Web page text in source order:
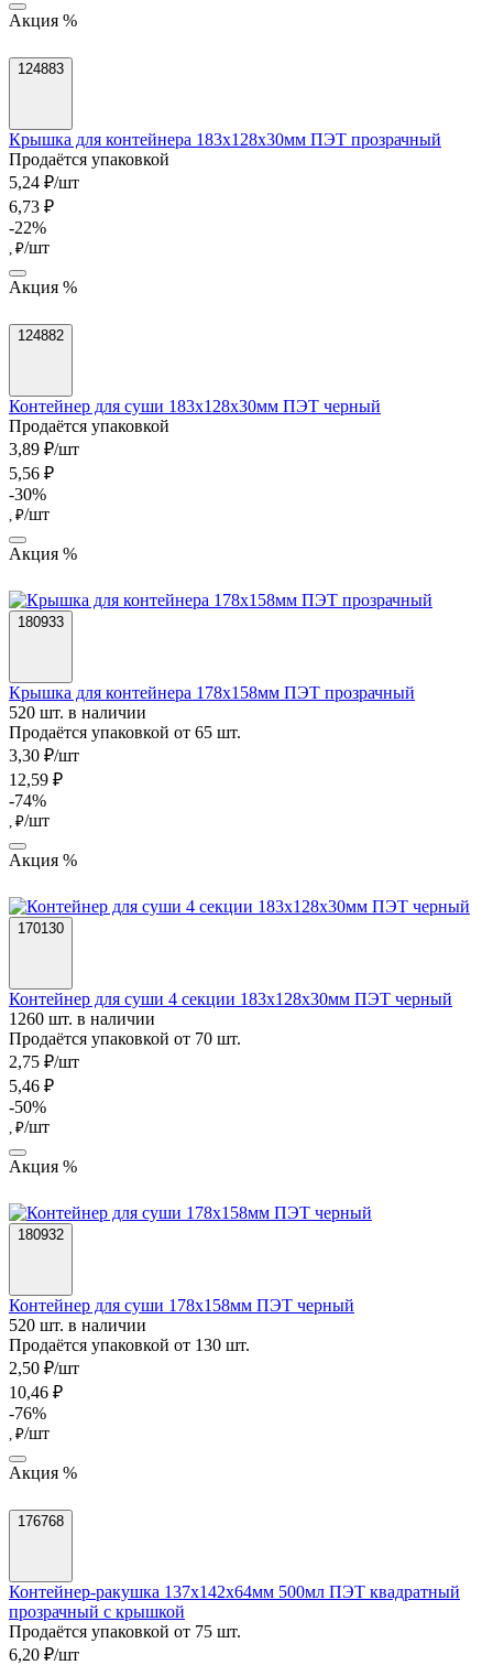
Акция %
124883
Крышка для контейнера 183х128х30мм ПЭТ прозрачный
Продаётся упаковкой
5,24 ₽/шт
6,73 ₽
-22%
, ₽/шт
Акция %
124882
Контейнер для суши 183х128х30мм ПЭТ черный
Продаётся упаковкой
3,89 ₽/шт
5,56 ₽
-30%
, ₽/шт
Акция %
180933
Крышка для контейнера 178х158мм ПЭТ прозрачный
520 шт. в наличии
Продаётся упаковкой от 65 шт.
3,30 ₽/шт
12,59 ₽
-74%
, ₽/шт
Акция %
170130
Контейнер для суши 4 секции 183х128х30мм ПЭТ черный
1260 шт. в наличии
Продаётся упаковкой от 70 шт.
2,75 ₽/шт
5,46 ₽
-50%
, ₽/шт
Акция %
180932
Контейнер для суши 178х158мм ПЭТ черный
520 шт. в наличии
Продаётся упаковкой от 130 шт.
2,50 ₽/шт
10,46 ₽
-76%
, ₽/шт
Акция %
176768
Контейнер-ракушка 137х142х64мм 500мл ПЭТ квадратный
прозрачный с крышкой
Продаётся упаковкой от 75 шт.
6,20 ₽/шт